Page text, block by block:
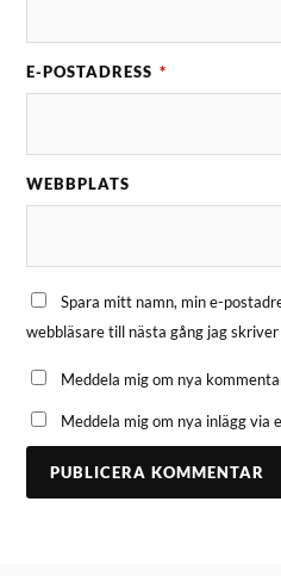
E-POSTADRESS *
WEBBPLATS
Spara mitt namn, min e-
webbläsare till nästa gång jag
Meddela mig om nya
Meddela mig om nya inlägg via